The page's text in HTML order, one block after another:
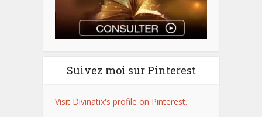
Suivez moi sur Pinterest
Visit Divinatix's profile on Pinterest.